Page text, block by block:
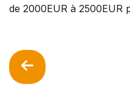
de 2000EUR à 2500EUR